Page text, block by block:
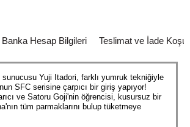
Banka Hesap Bilgileri Teslimat ve İade
sunucusu Yuji Itadori, farklı yumruk tekniğiyle
SFC serisine çarpıcı bir giriş yapıyor!
ve Satoru Goji'nin öğrencisi, kusursuz bir
tüm parmaklarını bulup tüketmeye